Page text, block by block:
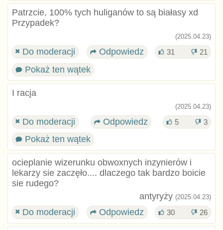
Patrzcie, 100% tych huliganów to są białasy xd
Przypadek?
(2025.04.23)
Do moderacji Odpowiedz 31 21
Pokaż ten wątek
I racja
(2025.04.23)
Do moderacji Odpowiedz 5 3
Pokaż ten wątek
ocieplanie wizerunku obwoxnych inzynierów i
lekarzy sie zaczęło.... dlaczego tak bardzo boicie
sie rudego?
antyryży (2025.04.23)
Do moderacji Odpowiedz 30 26